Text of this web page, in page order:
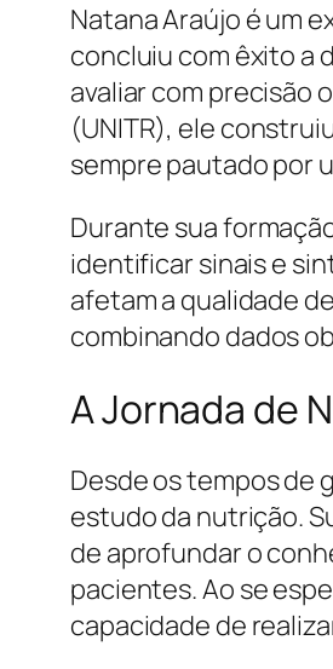
Natana Araújo é um
concluiu com êxito a
avaliar com precisão
(UNITR), ele
sempre pautado por
Durante sua
identificar sinais e
afetam a qualidade
combinando dados
A Jornada de
Desde os tempos de
estudo da nutrição.
de aprofundar o
pacientes. Ao se
capacidade de